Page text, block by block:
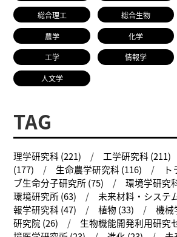
総合理工 総合生物
農学 化学
工学 情報学
人文学
TAG
理学研究科 (221) 工学研究科 (211)
(177)
生命農学研究科 (116)
ト
ブ生命分子研究所 (75)
環境学研究
環境研究所 (63)
未来材料・システ
報学研究科 (47)
植物 (33) 機械
研究院 (26)
生物機能開発利用研究